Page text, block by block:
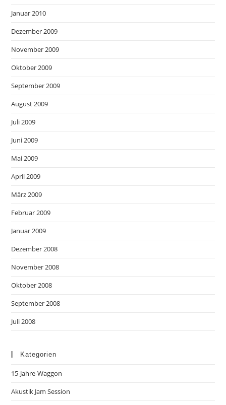
Januar 2010
Dezember 2009
November 2009
Oktober 2009
September 2009
August 2009
Juli 2009
Juni 2009
Mai 2009
April 2009
März 2009
Februar 2009
Januar 2009
Dezember 2008
November 2008
Oktober 2008
September 2008
Juli 2008
Kategorien
15-Jahre-Waggon
Akustik Jam Session